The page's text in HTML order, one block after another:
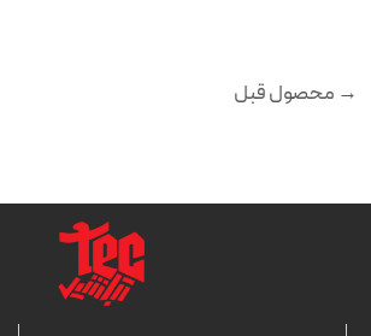
→ محصول قبل